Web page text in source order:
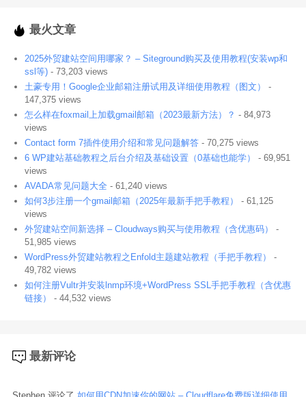
最火文章
2025外贸建站空间用哪家？ – Siteground购买及使用教程(安装wp和
ssl等)- 73,203 views
土豪专用！Google企业邮箱注册试用及详细使用教程（图文）
-
147,375 views
怎么样在foxmail上加载gmail邮箱（2023最新方法）？ - 84,973
views
Contact form 7插件使用介绍和常见问题解答- 70,275 views
6 WP建站基础教程之后台介绍及基础设置（0基础也能学）
- 69,951
views
AVADA常见问题大全- 61,240 views
如何3步注册一个gmail邮箱（2025年最新手把手教程）
- 61,125
views
外贸建站空间新选择 – Cloudways购买与使用教程（含优惠码）
-
51,985 views
WordPress外贸建站教程之Enfold主题建站教程（手把手教程）
-
49,782 views
如何注册Vultr并安装lnmp环境+WordPress SSL手把手教程（含优惠
链接）
- 44,532 views
最新评论